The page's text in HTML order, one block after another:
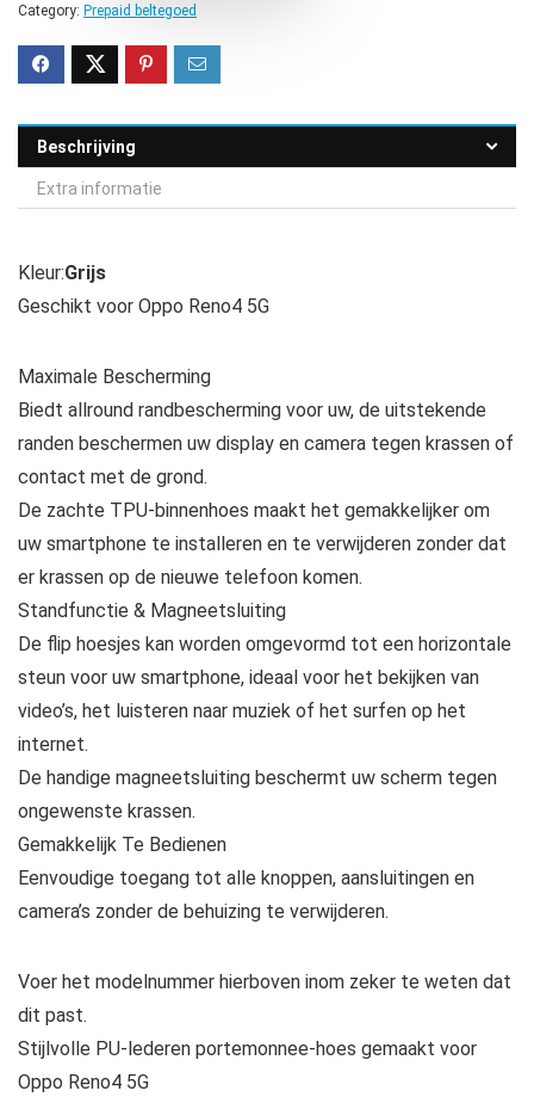
Category: Prepaid beltegoed
Beschrijving
Extra informatie
Kleur:Grijs
Geschikt voor Oppo Reno4 5G
Maximale Bescherming
Biedt allround randbescherming voor uw, de uitstekende
randen beschermen uw display en camera tegen krassen of
contact met de grond.
De zachte TPU-binnenhoes maakt het gemakkelijker om
uw smartphone te installeren en te verwijderen zonder dat
er krassen op de nieuwe telefoon komen.
Standfunctie & Magneetsluiting
De flip hoesjes kan worden omgevormd tot een horizontale
steun voor uw smartphone, ideaal voor het bekijken van
video’s, het luisteren naar muziek of het surfen op het
internet.
De handige magneetsluiting beschermt uw scherm tegen
ongewenste krassen.
Gemakkelijk Te Bedienen
Eenvoudige toegang tot alle knoppen, aansluitingen en
camera’s zonder de behuizing te verwijderen.
Voer het modelnummer hierboven inom zeker te weten dat
dit past.
Stijlvolle PU-lederen portemonnee-hoes gemaakt voor
Oppo Reno4 5G